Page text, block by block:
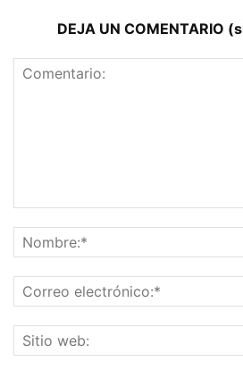
DEJA UN COMENTARIO